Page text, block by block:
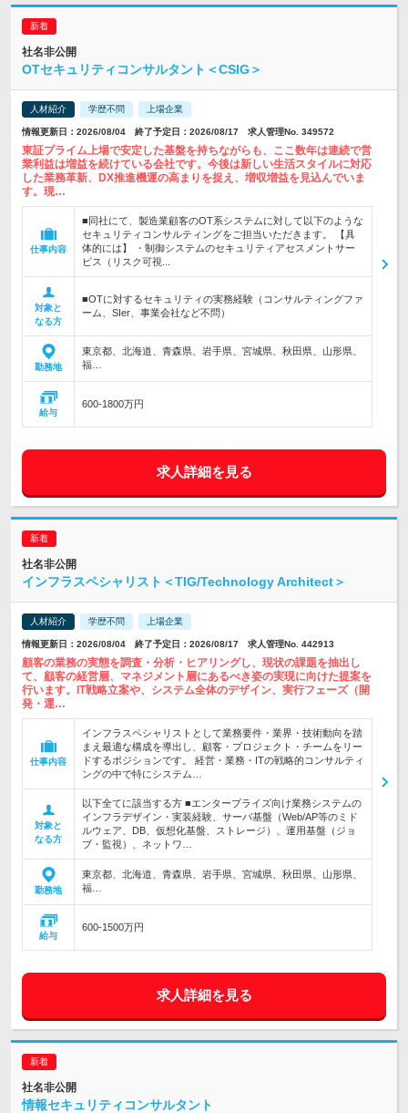
社名非公開
OTセキュリティコンサルタント＜CSIG＞
人材紹介 学歴不問 上場企業
情報更新日：2026/08/04 終了予定日：2026/08/17 求人管理No. 349572
東証プライム上場で安定した基盤を持ちながらも、ここ数年は連続で営
業利益は増益を続けている会社です。今後は新しい生活スタイルに対応
した業務革新、DX推進機運の高まりを捉え、増収増益を見込んでいま
す。現…
仕事内容
■同社にて、製造業顧客のOT系システムに対して以下のような
セキュリティコンサルティングをご担当いただきます。 【具
体的には】 ・制御システムのセキュリティアセスメントサー
ビス（リスク可視...
対象と
なる方
■OTに対するセキュリティの実務経験（コンサルティングファ
ーム、SIer、事業会社など不問）
勤務地
東京都、北海道、青森県、岩手県、宮城県、秋田県、山形県、
福…
給与
600-1800万円
求人詳細を見る
社名非公開
インフラスペシャリスト＜TIG/Technology Architect＞
人材紹介 学歴不問 上場企業
情報更新日：2026/08/04 終了予定日：2026/08/17 求人管理No. 442913
顧客の業務の実態を調査・分析・ヒアリングし、現状の課題を抽出し
て、顧客の経営層、マネジメント層にあるべき姿の実現に向けた提案を
行います。IT戦略立案や、システム全体のデザイン、実行フェーズ（開
発・運…
仕事内容
インフラスペシャリストとして業務要件・業界・技術動向を踏
まえ最適な構成を導出し、顧客・プロジェクト・チームをリー
ドするポジションです。 経営・業務・ITの戦略的コンサルティ
ングの中で特にシステム…
対象と
なる方
以下全てに該当する方 ■エンタープライズ向け業務システムの
インフラデザイン・実装経験、サーバ基盤（Web/AP等のミド
ルウェア、DB、仮想化基盤、ストレージ）、運用基盤（ジョ
ブ・監視）、ネットワ…
勤務地
東京都、北海道、青森県、岩手県、宮城県、秋田県、山形県、
福…
給与
600-1500万円
求人詳細を見る
社名非公開
情報セキュリティコンサルタント